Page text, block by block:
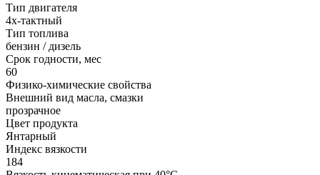
Тип двигателя
4х-тактный
Тип топлива
бензин / дизель
Срок годности, мес
60
Физико-химические свойства
Внешний вид масла, смазки
прозрачное
Цвет продукта
Янтарный
Индекс вязкости
184